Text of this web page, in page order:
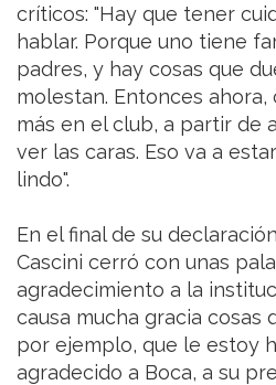
críticos: "Hay que tener
hablar. Porque uno tiene
padres, y hay cosas que
molestan. Entonces
más en el club, a partir de
ver las caras. Eso va a
lindo".
En el final de su
Cascini cerró con unas
agradecimiento a la
causa mucha gracia cosas
por ejemplo, que le estoy
agradecido a Boca, a su